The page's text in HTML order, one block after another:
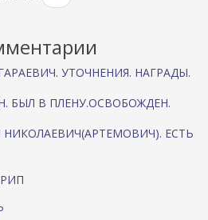
УТОЧНЕНИЯ. НАГРАДЫ.
БЫЛ В ПЛЕНУ.ОСВОБОЖДЕН.
НИКОЛАЕВИЧ(АРТЕМОВИЧ). ЕСТЬ